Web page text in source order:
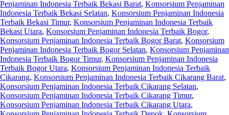
Penjaminan Indonesia Terbaik Bekasi Barat, Konsorsium Penjaminan
Indonesia Terbaik Bekasi Selatan, Konsorsium Penjaminan Indonesia
Terbaik Bekasi Timur, Konsorsium Penjaminan Indonesia Terbaik
Bekasi Utara, Konsorsium Penjaminan Indonesia Terbaik Bogor,
Konsorsium Penjaminan Indonesia Terbaik Bogor Barat, Konsorsium
Penjaminan Indonesia Terbaik Bogor Selatan, Konsorsium Penjaminan
Indonesia Terbaik Bogor Timur, Konsorsium Penjaminan Indonesia
Terbaik Bogor Utara, Konsorsium Penjaminan Indonesia Terbaik
Cikarang, Konsorsium Penjaminan Indonesia Terbaik Cikarang Barat,
Konsorsium Penjaminan Indonesia Terbaik Cikarang Selatan,
Konsorsium Penjaminan Indonesia Terbaik Cikarang Timur,
Konsorsium Penjaminan Indonesia Terbaik Cikarang Utara,